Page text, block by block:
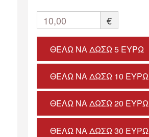
10,00 €
ΘΈΛΩ ΝΑ ΔΏΣΩ 5 ΕΥΡΏ
ΘΈΛΩ ΝΑ ΔΏΣΩ 10 ΕΥΡΏ
ΘΈΛΩ ΝΑ ΔΏΣΩ 20 ΕΥΡΏ
ΘΈΛΩ ΝΑ ΔΏΣΩ 30 ΕΥΡΏ